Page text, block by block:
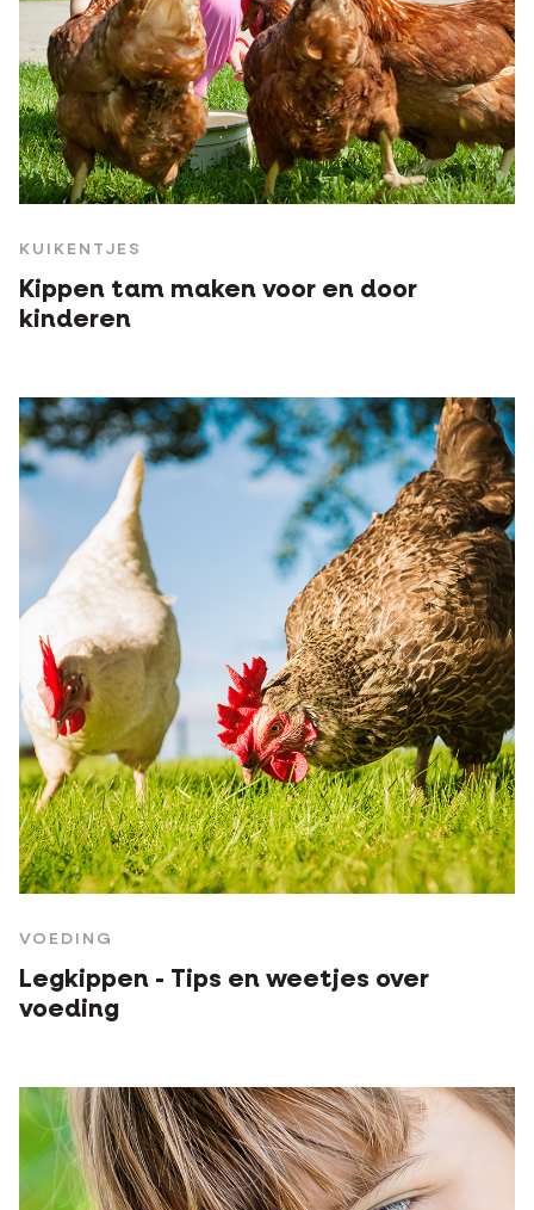
KUIKENTJES
Kippen tam maken voor en door
kinderen
VOEDING
Legkippen - Tips en weetjes over
voeding